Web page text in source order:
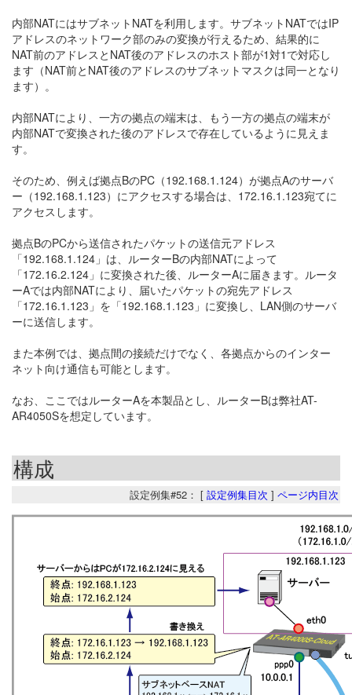
内部NATにはサブネットNATを利用します。サブネットNATではIP
アドレスのネットワーク部のみの変換が行えるため、結果的に
NAT前のアドレスとNAT後のアドレスのホスト部が1対1で対応し
ます（NAT前とNAT後のアドレスのサブネットマスクは同一となり
ます）。
内部NATにより、一方の拠点の端末は、もう一方の拠点の端末が
内部NATで変換された後のアドレスで存在しているように見えま
す。
そのため、例えば拠点BのPC（192.168.1.124）が拠点Aのサーバ
ー（192.168.1.123）にアクセスする場合は、172.16.1.123宛てに
アクセスします。
拠点BのPCから送信されたパケットの送信元アドレス
「192.168.1.124」は、ルーターBの内部NATによって
「172.16.2.124」に変換された後、ルーターAに届きます。ルータ
ーAでは内部NATにより、届いたパケットの宛先アドレス
「172.16.1.123」を「192.168.1.123」に変換し、LAN側のサーバ
ーに送信します。
また本例では、拠点間の接続だけでなく、各拠点からのインター
ネット向け通信も可能とします。
なお、ここではルーターAを本製品とし、ルーターBは弊社AT-
AR4050Sを想定しています。
構成
設定例集#52： [ 設定例集目次 ] ページ内目次